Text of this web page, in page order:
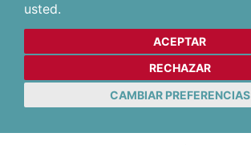
usted.
ACEPTAR
RECHAZAR
CAMBIAR PREFERENCIAS